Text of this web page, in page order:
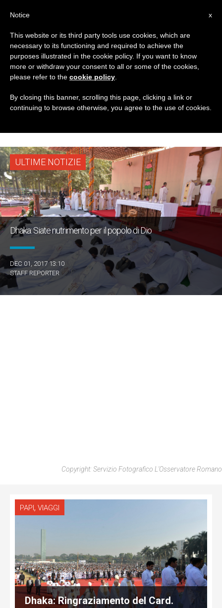
TAG
Posts Tagged
‘Suhrawardy Udyan
ULTIME NOTIZIE
Dhaka: Siate nutrimento per il popolo di Dio
DEC 01, 2017 13:10
STAFF REPORTER
Copyright: Servizio Fotografico L'Osservatore Romano
PAPI, VIAGGI
Dhaka: Ringraziamento del Card.
x
Notice
This website or its third party tools use cookies, which are
necessary to its functioning and required to achieve the
purposes illustrated in the cookie policy. If you want to know
more or withdraw your consent to all or some of the cookies,
please refer to the cookie policy
By closing this banner, scrolling this page, clicking a link or
continuing to browse otherwise, you agree to the use of cookies.